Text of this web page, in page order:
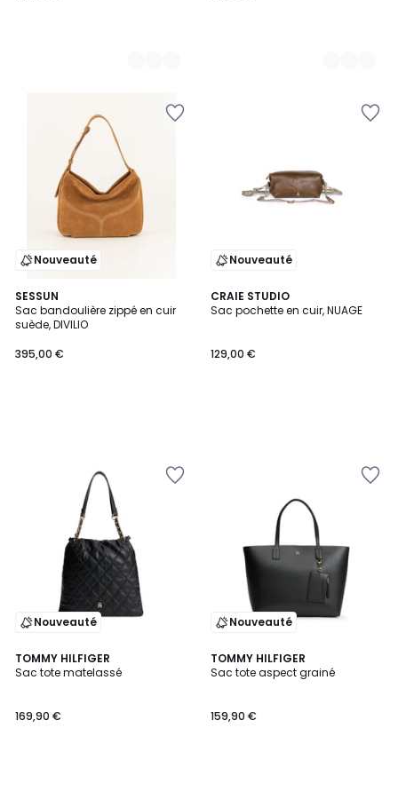
Nouveauté
SESSUN
Sac bandoulière zippé en cuir
suède, DIVILIO
395,00 €
Nouveauté
CRAIE STUDIO
Sac pochette en cuir, NUAGE
129,00 €
Nouveauté
TOMMY HILFIGER
Sac tote matelassé
169,90 €
Nouveauté
TOMMY HILFIGER
Sac tote aspect grainé
159,90 €